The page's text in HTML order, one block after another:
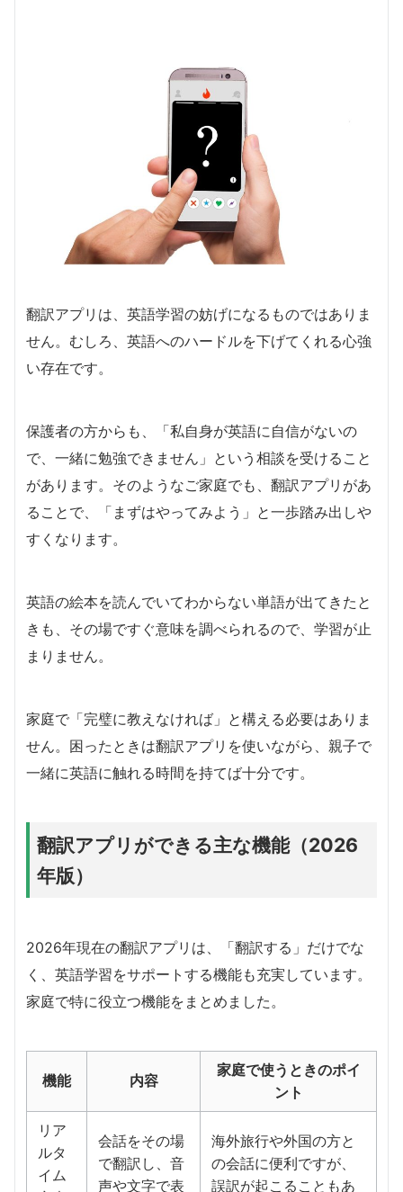
翻訳アプリは、英語学習の妨げになるものではありま
せん。むしろ、英語へのハードルを下げてくれる心強
い存在です。
保護者の方からも、「私自身が英語に自信がないの
で、一緒に勉強できません」という相談を受けること
があります。そのようなご家庭でも、翻訳アプリがあ
ることで、「まずはやってみよう」と一歩踏み出しや
すくなります。
英語の絵本を読んでいてわからない単語が出てきたと
きも、その場ですぐ意味を調べられるので、学習が止
まりません。
家庭で「完璧に教えなければ」と構える必要はありま
せん。困ったときは翻訳アプリを使いながら、親子で
一緒に英語に触れる時間を持てば十分です。
翻訳アプリができる主な機能（2026
年版）
2026年現在の翻訳アプリは、「翻訳する」だけでな
く、英語学習をサポートする機能も充実しています。
家庭で特に役立つ機能をまとめました。
機能 内容
家庭で使うときのポイ
ント
リア
ルタ
イム
会話をその場
で翻訳し、音
声や文字で表
海外旅行や外国の方と
の会話に便利ですが、
誤訳が起こることもあ